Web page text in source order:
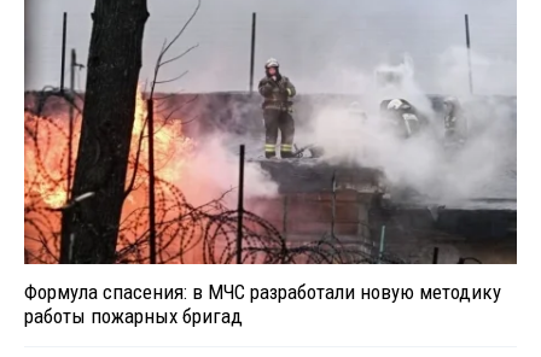
Формула спасения: в МЧС разработали новую методику
работы пожарных бригад